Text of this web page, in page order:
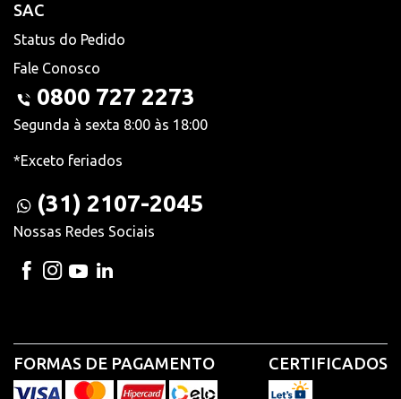
SAC
Status do Pedido
Fale Conosco
0800 727 2273
Segunda à sexta 8:00 às 18:00
*Exceto feriados
(31) 2107-2045
Nossas Redes Sociais
FORMAS DE PAGAMENTO CERTIFICADOS